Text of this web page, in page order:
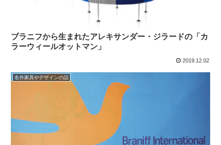
ブラニフから生まれたアレキサンダー・ジラードの「カ
ラーウィールオットマン」
2019.12.02
名作家具やデザインの話